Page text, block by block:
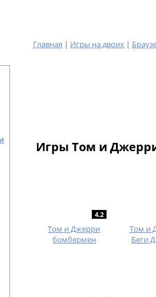
Главная | Игры на двоих |
Игры Том и
4.2
Том и Джерри
бомбермен
Том и
Беги